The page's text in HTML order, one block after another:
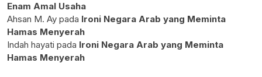
Enam Amal Usaha
Ahsan M. Ay pada Ironi Negara Arab yang Meminta
Hamas Menyerah
Indah hayati pada Ironi Negara Arab yang Meminta
Hamas Menyerah